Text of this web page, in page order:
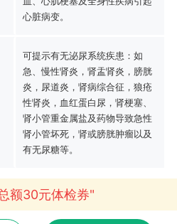
心脏病变。
可提示有无泌尿系统疾患：如
急、慢性肾炎，肾盂肾炎，膀胱
炎，尿道炎，肾病综合征，狼疮
性肾炎，血红蛋白尿，肾梗塞、
肾小管重金属盐及药物导致急性
肾小管坏死，肾或膀胱肿瘤以及
有无尿糖等。
额30元体检券"